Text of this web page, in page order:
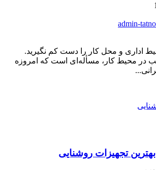
admin-
اداری و محل کار را دست کم نگیرید.
در محیط کار، مسأله‌ای است که امروزه